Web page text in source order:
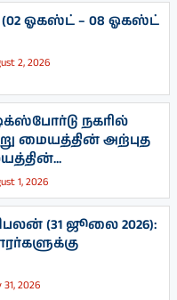
ஓகஸ்ட் – 08 ஓகஸ்ட்
2, 2026
நகரில்
மையத்தின் அற்புத
1, 2026
(31 ஜூலை 2026):
31, 2026